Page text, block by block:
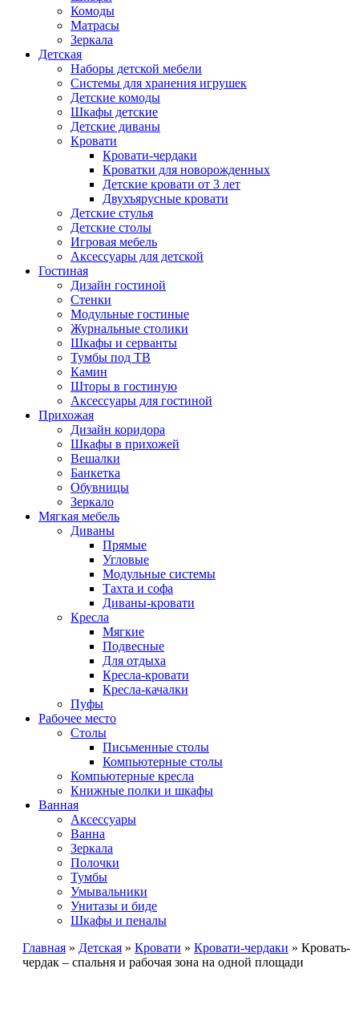
Комоды
Матрасы
Зеркала
Детская
Наборы детской мебели
Системы для хранения игрушек
Детские комоды
Шкафы детские
Детские диваны
Кровати
Кровати-чердаки
Кроватки для новорожденных
Детские кровати от 3 лет
Двухъярусные кровати
Детские стулья
Детские столы
Игровая мебель
Аксессуары для детской
Гостиная
Дизайн гостиной
Стенки
Модульные гостиные
Журнальные столики
Шкафы и серванты
Тумбы под ТВ
Камин
Шторы в гостиную
Аксессуары для гостиной
Прихожая
Дизайн коридора
Шкафы в прихожей
Вешалки
Банкетка
Обувницы
Зеркало
Мягкая мебель
Диваны
Прямые
Угловые
Модульные системы
Тахта и софа
Диваны-кровати
Кресла
Мягкие
Подвесные
Для отдыха
Кресла-кровати
Кресла-качалки
Пуфы
Рабочее место
Столы
Письменные столы
Компьютерные столы
Компьютерные кресла
Книжные полки и шкафы
Ванная
Аксессуары
Ванна
Зеркала
Полочки
Тумбы
Умывальники
Унитазы и биде
Шкафы и пеналы
Главная » Детская » Кровати » Кровати-чердаки » Кровать-
чердак – спальня и рабочая зона на одной площади